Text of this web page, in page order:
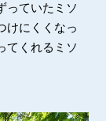
っていたミソ
けにくくなっ
てくれるミソ